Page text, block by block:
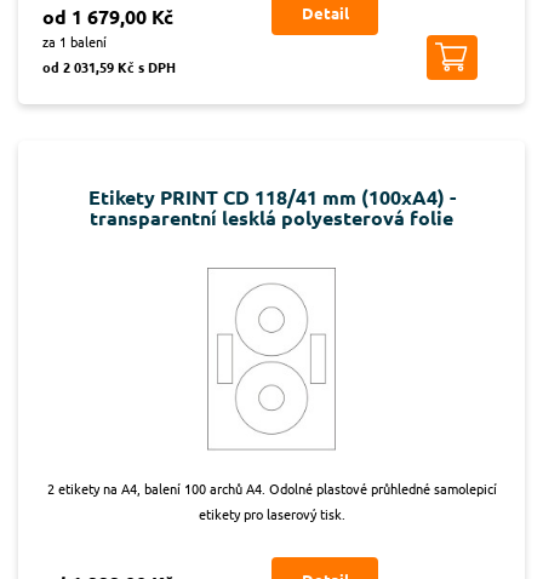
od 1 679,00 Kč
za 1 balení
od 2 031,59 Kč s DPH
Detail
Etikety PRINT CD 118/41 mm (100xA4) -
transparentní lesklá polyesterová folie
2 etikety na A4, balení 100 archů A4. Odolné plastové průhledné samolepicí
etikety pro laserový tisk.